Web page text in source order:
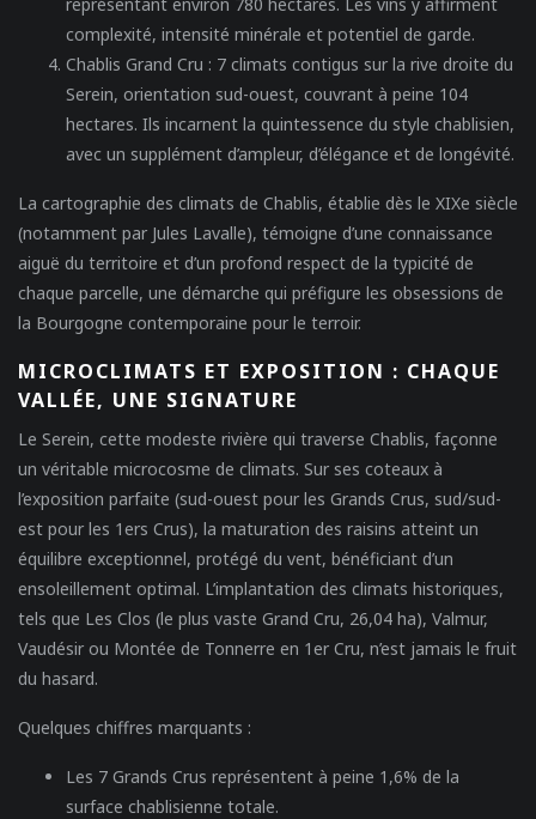
complexité, intensité minérale et potentiel de garde.
Chablis Grand Cru : 7 climats contigus sur la rive droite du
Serein, orientation sud-ouest, couvrant à peine 104
hectares. Ils incarnent la quintessence du style chablisien,
avec un supplément d’ampleur, d’élégance et de longévité.
La cartographie des climats de Chablis, établie dès le XIXe siècle
(notamment par Jules Lavalle), témoigne d’une connaissance
aiguë du territoire et d’un profond respect de la typicité de
chaque parcelle, une démarche qui préfigure les obsessions de
la Bourgogne contemporaine pour le terroir.
MICROCLIMATS ET EXPOSITION : CHAQUE
VALLÉE, UNE SIGNATURE
Le Serein, cette modeste rivière qui traverse Chablis, façonne
un véritable microcosme de climats. Sur ses coteaux à
l’exposition parfaite (sud-ouest pour les Grands Crus, sud/sud-
est pour les 1ers Crus), la maturation des raisins atteint un
équilibre exceptionnel, protégé du vent, bénéficiant d’un
ensoleillement optimal. L’implantation des climats historiques,
tels que Les Clos (le plus vaste Grand Cru, 26,04 ha), Valmur,
Vaudésir ou Montée de Tonnerre en 1er Cru, n’est jamais le fruit
du hasard.
Quelques chiffres marquants :
Les 7 Grands Crus représentent à peine 1,6% de la
surface chablisienne totale.